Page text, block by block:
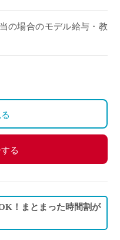
の場合のモデル給与・教
る
！まとまった時間割が